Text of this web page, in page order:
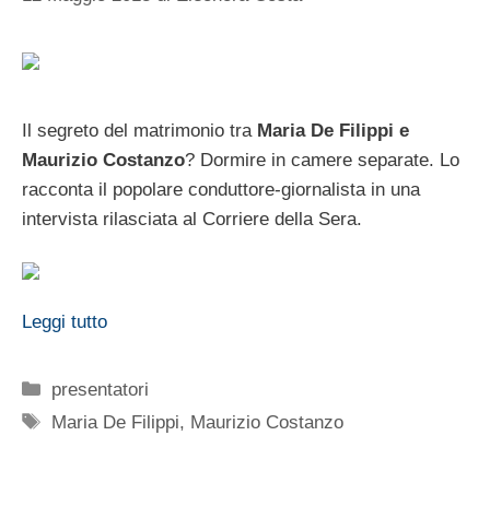
Il segreto del matrimonio tra Maria De Filippi e
Maurizio Costanzo? Dormire in camere separate. Lo
racconta il popolare conduttore-giornalista in una
intervista rilasciata al Corriere della Sera.
Leggi tutto
Categorie
presentatori
Tag
Maria De Filippi, Maurizio Costanzo